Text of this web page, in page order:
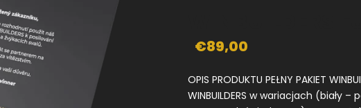
€89,00
OPIS PRODUKTU PEŁNY PAKIET
WINBUILDERS w wariacjach (biały